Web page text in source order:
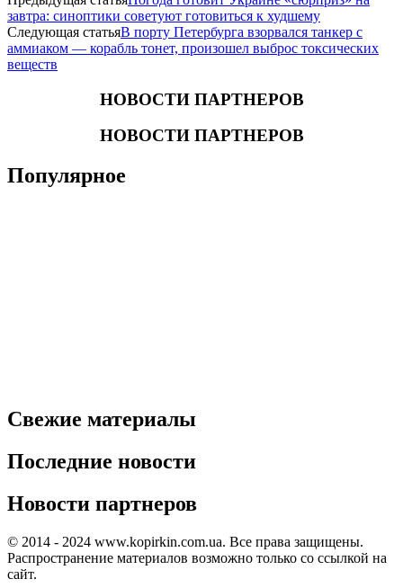
завтра: синоптики советуют готовиться к худшему
Следующая статьяВ порту Петербурга взорвался танкер с
аммиаком — корабль тонет, произошел выброс токсических
веществ
НОВОСТИ ПАРТНЕРОВ
НОВОСТИ ПАРТНЕРОВ
Популярное
Свежие материалы
Последние новости
Новости партнеров
© 2014 - 2024 www.kopirkin.com.ua. Все права защищены.
Распространение материалов возможно только со ссылкой на
сайт.